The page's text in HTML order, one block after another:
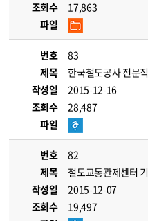
조회수
17,863
파일
번호
83
제목
한국철도공사 전문
작성일
2015-12-16
조회수
28,487
파일
번호
82
제목
철도교통관제센터
작성일
2015-12-07
조회수
19,497